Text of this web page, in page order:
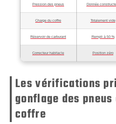
Pression des pneus Donnée
Charge du coffre Totalement vide
Réservoir de carburant Rempli à 50 %
Correcteur habitacle Position zéro
Les vérifications
gonflage des
coffre